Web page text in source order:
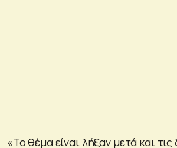
«Το θέμα είναι λήξαν μετά και